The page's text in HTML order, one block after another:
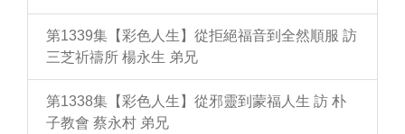
第1339集【彩色人生】從拒絕福音到全然順服 訪
三芝祈禱所 楊永生 弟兄
第1338集【彩色人生】從邪靈到蒙福人生 訪 朴
子教會 蔡永村 弟兄